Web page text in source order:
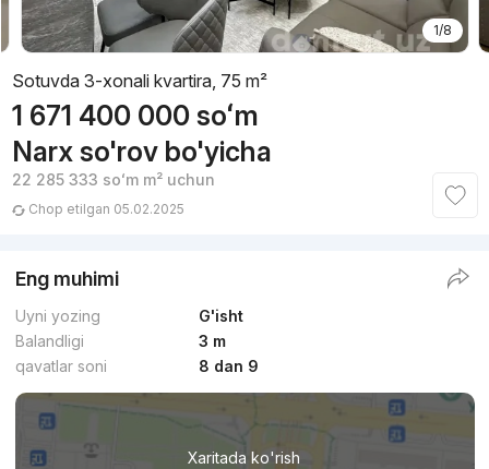
1/8
Sotuvda 3-xonali kvartira, 75 m²
1 671 400 000 soʻm
Narx so'rov bo'yicha
22 285 333 soʻmm² uchun
Chop etilgan 05.02.2025
Eng muhimi
Uyni yozing
G'isht
Balandligi
3 m
qavatlar soni
8 dan 9
Xaritada ko'rish